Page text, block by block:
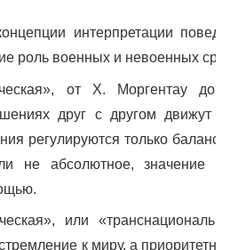
интерпретации
роль военных и невоенных
от Х. Моргентау до
друг с другом движут
регулируются только
не абсолютное, значение в
или
к миру, а